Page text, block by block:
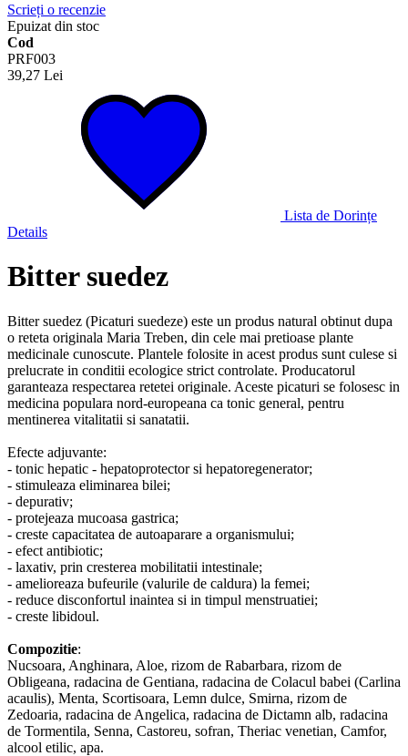
Scrieți o recenzie
Epuizat din stoc
Cod
PRF003
39,27 Lei
Lista de Dorințe
Details
Bitter suedez
Bitter suedez (Picaturi suedeze) este un produs natural obtinut dupa
o reteta originala Maria Treben, din cele mai pretioase plante
medicinale cunoscute. Plantele folosite in acest produs sunt culese si
prelucrate in conditii ecologice strict controlate. Producatorul
garanteaza respectarea retetei originale. Aceste picaturi se folosesc in
medicina populara nord-europeana ca tonic general, pentru
mentinerea vitalitatii si sanatatii.
Efecte adjuvante:
- tonic hepatic - hepatoprotector si hepatoregenerator;
- stimuleaza eliminarea bilei;
- depurativ;
- protejeaza mucoasa gastrica;
- creste capacitatea de autoaparare a organismului;
- efect antibiotic;
- laxativ, prin cresterea mobilitatii intestinale;
- amelioreaza bufeurile (valurile de caldura) la femei;
- reduce disconfortul inaintea si in timpul menstruatiei;
- creste libidoul.
Compozitie:
Nucsoara, Anghinara, Aloe, rizom de Rabarbara, rizom de
Obligeana, radacina de Gentiana, radacina de Colacul babei (Carlina
acaulis), Menta, Scortisoara, Lemn dulce, Smirna, rizom de
Zedoaria, radacina de Angelica, radacina de Dictamn alb, radacina
de Tormentila, Senna, Castoreu, sofran, Theriac venetian, Camfor,
alcool etilic, apa.